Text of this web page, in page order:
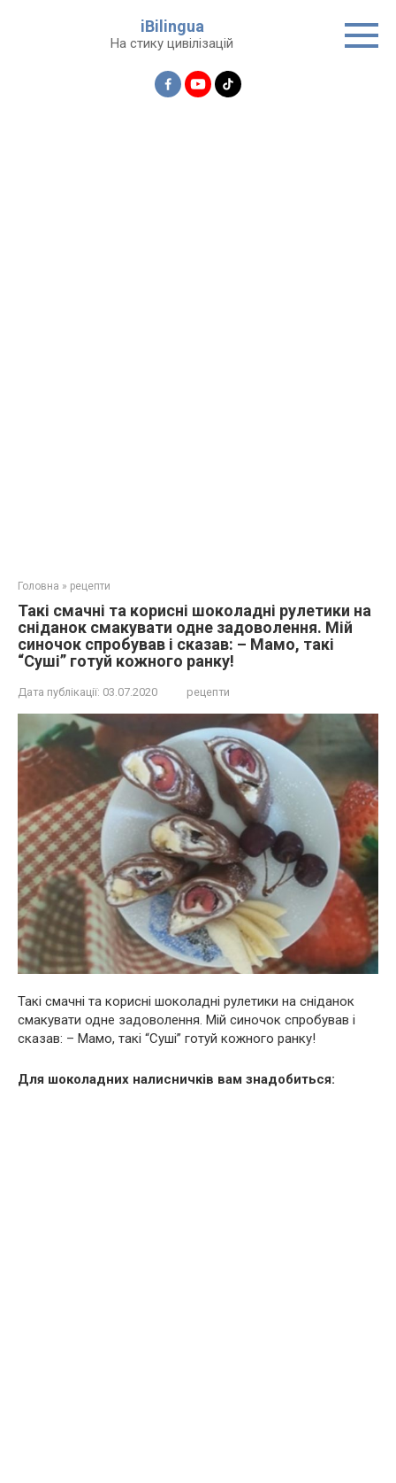
iBilingua
На стику цивілізацій
Головна » рецепти
Такі смачні та корисні шоколадні рулетики на
сніданок смакувати одне задоволення. Мій
синочок спробував і сказав: – Мамо, такі
“Суші” готуй кожного ранку!
Дата публікації: 03.07.2020 рецепти
Такі смачні та корисні шоколадні рулетики на сніданок
смакувати одне задоволення. Мій синочок спробував і
сказав: – Мамо, такі “Суші” готуй кожного ранку!
Для шоколадних налисничків вам знадобиться: